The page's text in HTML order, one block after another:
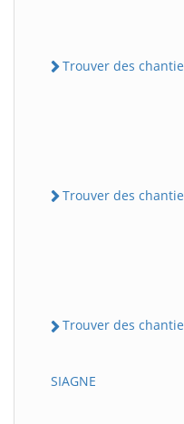
Trouver des
Trouver des
Trouver des
SIAGNE